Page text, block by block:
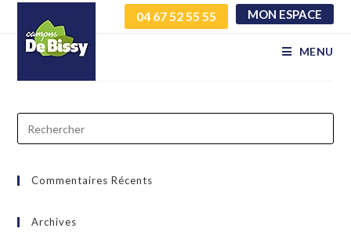
04 67 52 55 55 MON ESPACE
MENU
vszhmqvgjn izwhyeywqh
Commentaires Récents
Archives